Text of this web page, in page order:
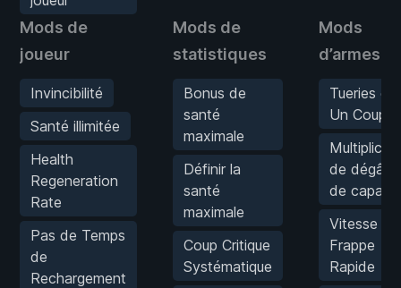
Mods de
joueur
Invincibilité
Santé illimitée
Health
Regeneration
Rate
Pas de Temps
de
Rechargement
Mods de
statistiques
Bonus de
santé
maximale
Définir la
santé
maximale
Coup Critique
Systématique
Mods
d’armes
Tueries en
Un Coup
de dégâts
de
Vitesse de
Frappe
Rapide